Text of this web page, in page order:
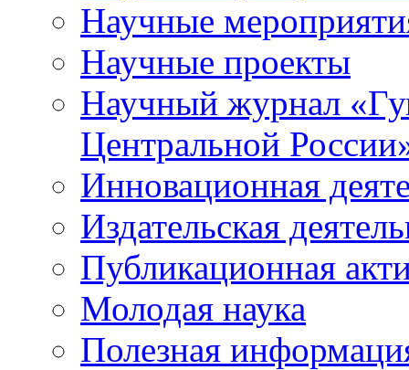
Научные
Научные проекты
Научный журнал «
Центральной
Инновационная
Издательская
Публикационная
Молодая наука
Полезная